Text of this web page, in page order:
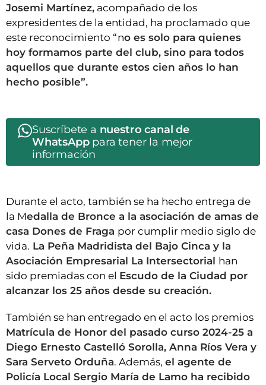
Josemi Martínez, acompañado de los
expresidentes de la entidad, ha proclamado que
este reconocimiento “no es solo para quienes
hoy formamos parte del club, sino para todos
aquellos que durante estos cien años lo han
hecho posible”.
Suscríbete a nuestro canal de
WhatsApppara tener la mejor
información
Durante el acto, también se ha hecho entrega de
la Medalla de Bronce a la asociación de amas de
casa Dones de Fraga por cumplir medio siglo de
vida. La Peña Madridista del Bajo Cinca y la
Asociación Empresarial La Intersectorial han
sido premiadas con el Escudo de la Ciudad por
alcanzar los 25 años desde su creación.
También se han entregado en el acto los premios
Matrícula de Honor del pasado curso 2024-25 a
Diego Ernesto Castelló Sorolla, Anna Ríos Vera y
Sara Serveto Orduña. Además, el agente de
Policía Local Sergio María de Lamo ha recibido